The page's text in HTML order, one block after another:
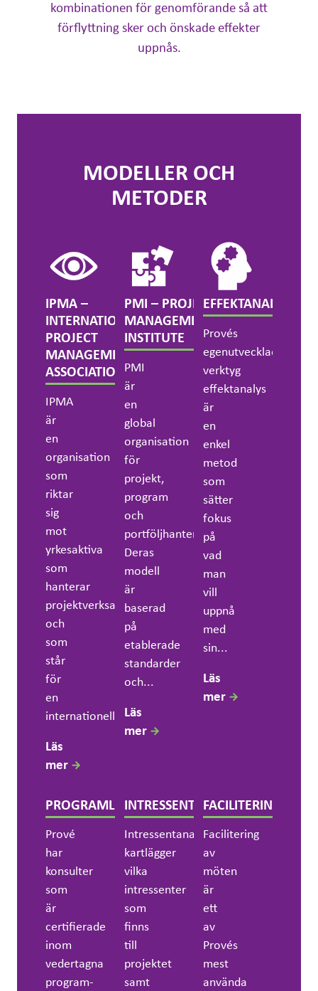
kombinationen för genomförande så att
förflyttning sker och önskade effekter
uppnås.
MODELLER OCH
METODER
IPMA –
INTERNATIONAL
PROJECT
MANAGEMENT
ASSOCIATION
IPMA
är
en
organisation
som
riktar
sig
mot
yrkesaktiva
som
hanterar
projektverksamhet
och
som
står
för
en
internationellt...
Läs
mer
PMI – PROJECT
MANAGEMENT
INSTITUTE
PMI
är
en
global
organisation
för
projekt,
program
och
portföljhantering.
Deras
modell
är
baserad
på
etablerade
standarder
och...
Läs
mer
EFFEKTANALYS
Provés
egenutvecklade
verktyg
effektanalys
är
en
enkel
metod
som
sätter
fokus
på
vad
man
vill
uppnå
med
sin...
Läs
mer
PROGRAMLEDNING
Prové
har
konsulter
som
är
certifierade
inom
vedertagna
program-
INTRESSENTANALYS
Intressentanalysen
kartlägger
vilka
intressenter
som
finns
till
projektet
samt
FACILITERING
Facilitering
av
möten
är
ett
av
Provés
mest
använda